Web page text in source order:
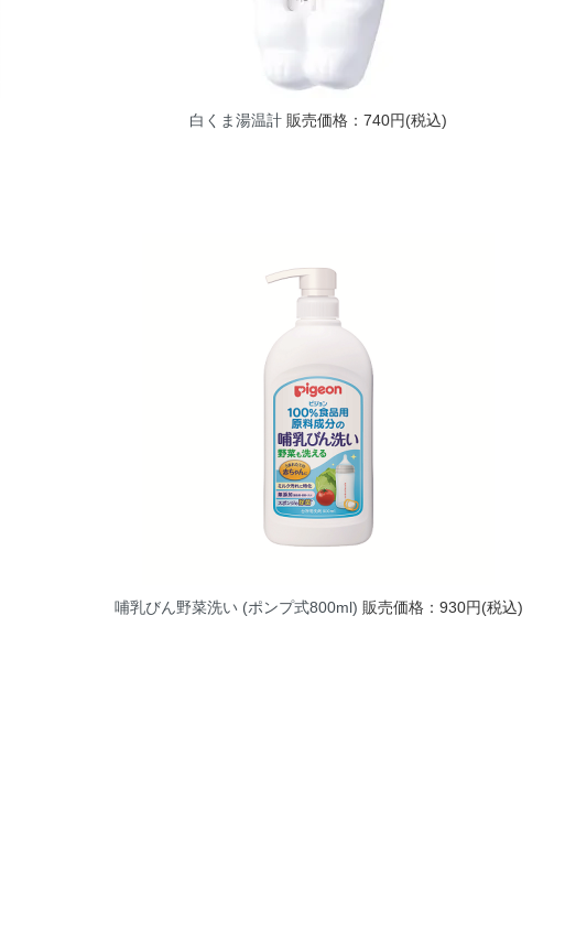
白くま湯温計 販売価格：740円(税込)
哺乳びん野菜洗い (ポンプ式800ml) 販売価格：930円(税込)